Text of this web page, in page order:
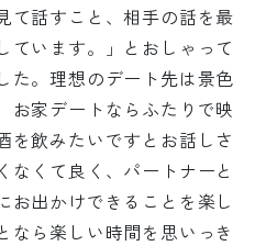
て話すこと、相手の話を最
ています。」とおしゃって
た。理想のデート先は景色
お家デートならふたりで映
を飲みたいですとお話しさ
なくて良く、パートナーと
お出かけできることを楽し
ら楽しい時間を思いっき